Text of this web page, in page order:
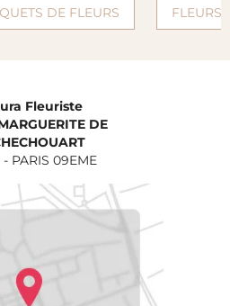
DE FLEURS FLEURS
Fleuriste
DE
- PARIS 09EME